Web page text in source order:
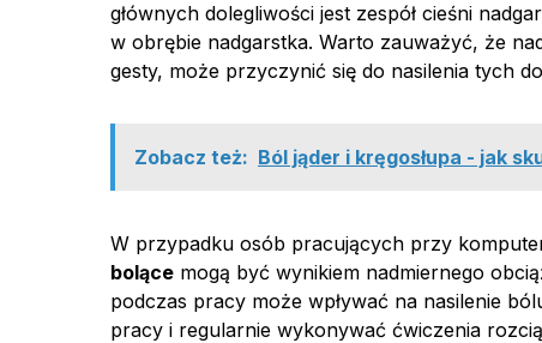
głównych dolegliwości jest zespół cieśni
w obrębie nadgarstka. Warto zauważyć, że
gesty, może przyczynić się do nasilenia tych
Zobacz też: Ból jąder i kręgosłupa - jak
W przypadku osób pracujących przy
bolące mogą być wynikiem nadmiernego
podczas pracy może wpływać na nasilenie
pracy i regularnie wykonywać ćwiczenia